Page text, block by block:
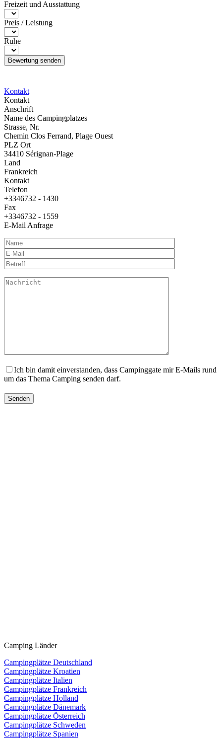
Freizeit und Ausstattung
Preis / Leistung
Ruhe
Kontakt
Kontakt
Anschrift
Name des Campingplatzes
Strasse, Nr.
Chemin Clos Ferrand, Plage Ouest
PLZ Ort
34410 Sérignan-Plage
Land
Frankreich
Kontakt
Telefon
+3346732 - 1430
Fax
+3346732 - 1559
E-Mail Anfrage
Ich bin damit einverstanden, dass Campinggate mir E-Mails rund
um das Thema Camping senden darf.
Camping Länder
Campingplätze Deutschland
Campingplätze Kroatien
Campingplätze Italien
Campingplätze Frankreich
Campingplätze Holland
Campingplätze Dänemark
Campingplätze Österreich
Campingplätze Schweden
Campingplätze Spanien